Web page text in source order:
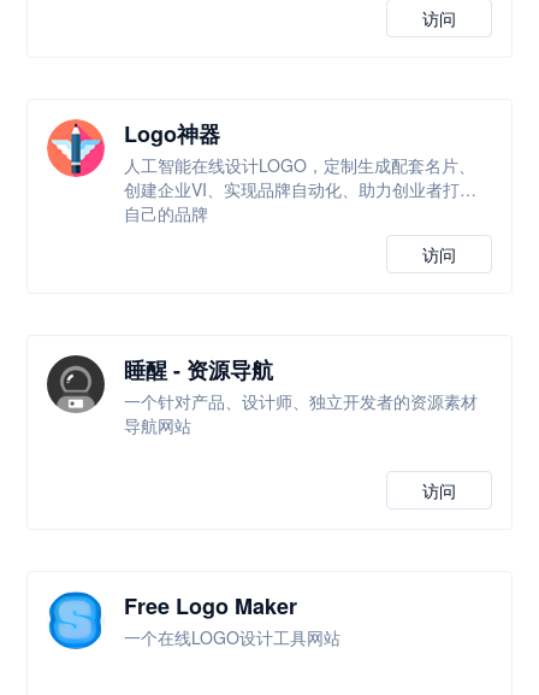
访问
Logo神器
人工智能在线设计LOGO，定制生成配套名片、
创建企业VI、实现品牌自动化、助力创业者打造
自己的品牌
访问
睡醒 - 资源导航
一个针对产品、设计师、独立开发者的资源素材
导航网站
访问
Free Logo Maker
一个在线LOGO设计工具网站